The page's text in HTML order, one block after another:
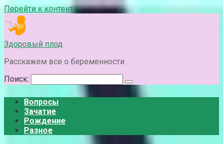
Перейти к контенту
Здоровый плод
Расскажем все о беременности
Поиск:
Вопросы
Зачатие
Рождение
Разное